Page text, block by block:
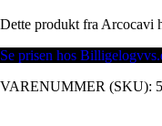
Dette produkt fra Arcocavi
Se prisen hos
VARENUMMER (SKU):